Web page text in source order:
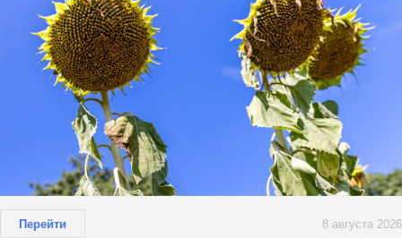
Перейти 8 августа 2026